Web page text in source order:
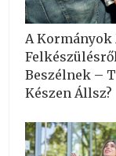
A Kormányok
Felkészülésről
Beszélnek –
Készen Állsz?